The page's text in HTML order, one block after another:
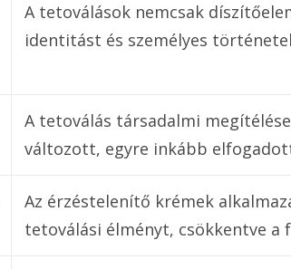
A tetoválások nemcsak
identitást és személyes
A tetoválás társadalmi
változott, egyre inkább
Az érzéstelenítő krémek
tetoválási élményt, csökkentve a